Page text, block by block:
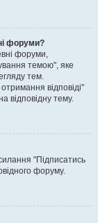
форуми?
форуми,
темою", яке
тем.
відповіді"
відповідну тему.
"Підписатись
форуму.